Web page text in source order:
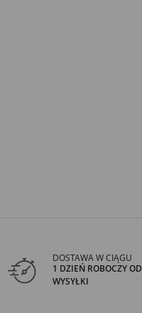
DOSTAWA W CIĄGU
1 DZIEŃ ROBOCZY OD
WYSYŁKI